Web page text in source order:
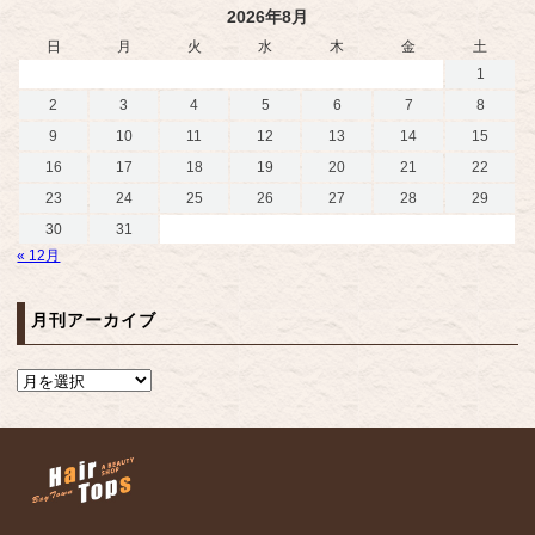
2026年8月
日 月 火 水 木 金
土
1
2
3 4 5 6 7
8
9
10 11 12 13 14
15
16
17 18 19 20 21
22
23
24 25 26 27 28
29
30
31
« 12月
月刊アーカイブ